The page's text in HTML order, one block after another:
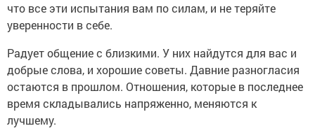
что все эти испытания вам по силам, и не теряйте
уверенности в себе.
Радует общение с близкими. У них найдутся для вас и
добрые слова, и хорошие советы. Давние разногласия
остаются в прошлом. Отношения, которые в последнее
время складывались напряженно, меняются к
лучшему.